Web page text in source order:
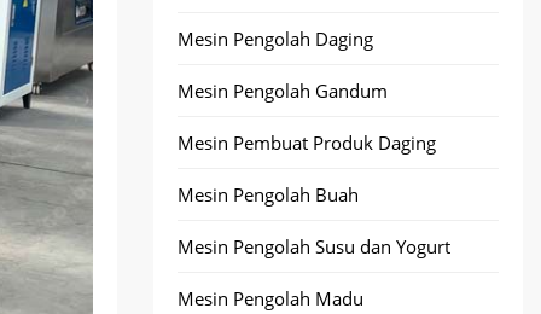
Mesin Pengolah Daging
Mesin Pengolah Gandum
Mesin Pembuat Produk Daging
Mesin Pengolah Buah
Mesin Pengolah Susu dan Yogurt
Mesin Pengolah Madu